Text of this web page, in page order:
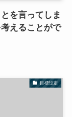
を言ってしま
えることがで
目標設定